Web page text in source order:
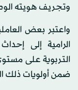
وتجريف هويته
واعتبر بعض
الرامية إلى
التربوية على
ضمن أولويات ذلك